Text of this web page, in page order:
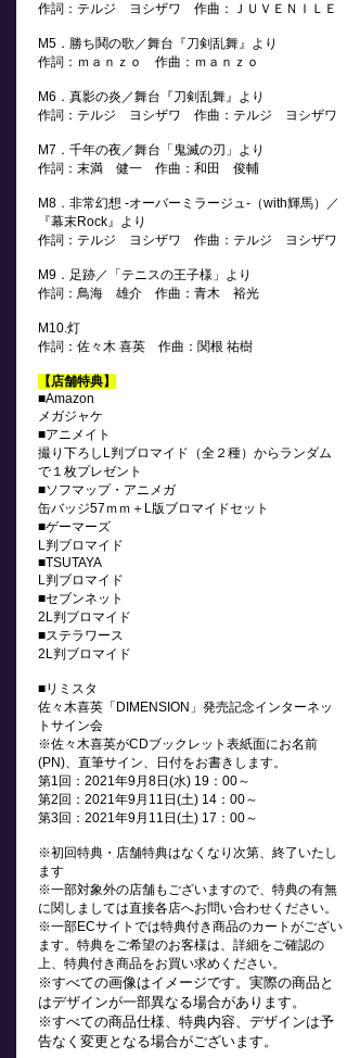
作詞：テルジ ヨシザワ 作曲：ＪＵＶＥＮＩＬＥ
M5．勝ち鬨の歌／舞台『刀剣乱舞』より
作詞：ｍａｎｚｏ 作曲：ｍａｎｚｏ
M6．真影の炎／舞台『刀剣乱舞』より
作詞：テルジ ヨシザワ 作曲：テルジ ヨシザワ
M7．千年の夜／舞台「鬼滅の刃」より
作詞：末満 健一 作曲：和田 俊輔
M8．非常幻想 -オーバーミラージュ-（with輝馬）／
『幕末Rock』より
作詞：テルジ ヨシザワ 作曲：テルジ ヨシザワ
M9．足跡／「テニスの王子様」より
作詞：鳥海 雄介 作曲：青木 裕光
M10.灯
作詞：佐々木 喜英 作曲：関根 祐樹
【店舗特典】
■Amazon
メガジャケ
■アニメイト
撮り下ろしL判ブロマイド（全２種）からランダム
で１枚プレゼント
■ソフマップ・アニメガ
缶バッジ57ｍｍ＋L版ブロマイドセット
■ゲーマーズ
L判ブロマイド
■TSUTAYA
L判ブロマイド
■セブンネット
2L判ブロマイド
■ステラワース
2L判ブロマイド
■リミスタ
佐々木喜英「DIMENSION」発売記念インターネッ
トサイン会
※佐々木喜英がCDブックレット表紙面にお名前
(PN)、直筆サイン、日付をお書きします。
第1回：2021年9月8日(水) 19：00～
第2回：2021年9月11日(土) 14：00～
第3回：2021年9月11日(土) 17：00～
※初回特典・店舗特典はなくなり次第、終了いたし
ます
※一部対象外の店舗もございますので、特典の有無
に関しましては直接各店へお問い合わせください。
※一部ECサイトでは特典付き商品のカートがござい
ます。特典をご希望のお客様は、詳細をご確認の
上、特典付き商品をお買い求めください。
※すべての画像はイメージです。実際の商品と
はデザインが一部異なる場合があります。
※すべての商品仕様、特典内容、デザインは予
告なく変更となる場合がございます。